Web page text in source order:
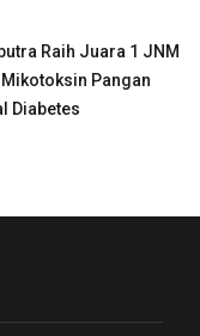
Raih Juara 1 JNM
Pangan
Diabetes